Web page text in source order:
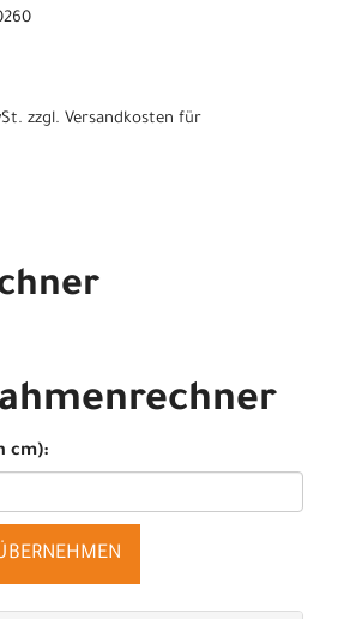
zzgl. Versandkosten für
cm):